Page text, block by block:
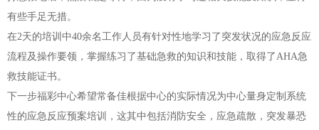
有些手足无措。
在2天的培训中40余名工作人员有针对性地学习了突发状况的应急反应
流程及操作要领，掌握练习了基础急救的知识和技能，取得了AHA急
救技能证书。
下一步福彩中心希望常备佳根据中心的实际情况为中心量身定制系统
性的应急反应预案培训，这其中包括消防安全，应急疏散，突发暴恐